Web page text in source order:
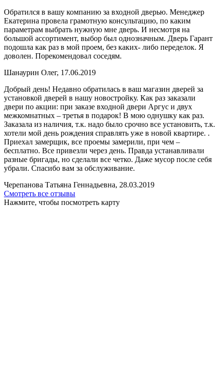
Обратился в вашу компанию за входной дверью. Менеджер
Екатерина провела грамотную консультацию, по каким
параметрам выбрать нужную мне дверь. И несмотря на
большой ассортимент, выбор был однозначным. Дверь Гарант
подошла как раз в мой проем, без каких- либо переделок. Я
доволен. Порекомендовал соседям.
Шанаурин Олег, 17.06.2019
Добрый день! Недавно обратилась в ваш магазин дверей за
установкой дверей в нашу новостройку. Как раз заказали
двери по акции: при заказе входной двери Аргус и двух
межкомнатных – третья в подарок! В мою однушку как раз.
Заказала из наличия, т.к. надо было срочно все установить, т.к.
хотели мой день рождения справлять уже в новой квартире. .
Приехал замерщик, все проемы замерили, при чем –
бесплатно. Все привезли через день. Правда устанавливали
разные бригады, но сделали все четко. Даже мусор после себя
убрали. Спасибо вам за обслуживание.
Черепанова Татьяна Геннадьевна, 28.03.2019
Смотреть все отзывы
Нажмите, чтобы посмотреть карту